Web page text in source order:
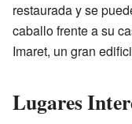
restaurada y se
caballo frente a su
Imaret, un gran
Lugares